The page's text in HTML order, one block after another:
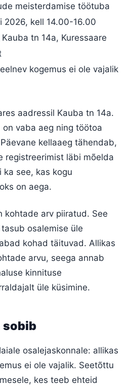
meisterdamise töötuba
2026, kell 14.00-16.00
tn 14a, Kuressaare
kogemus ei ole vajalik
aadressil Kauba tn 14a.
vaba aeg ning töötoa
kellaaeg tähendab,
registreerimist läbi mõelda
ka see, kas kogu
on aega.
kohtade arv piiratud. See
osalemise üle
kohad täituvad. Allikas
arvu, seega annab
kinnituse
üle küsimine.
sobib
osalejaskonnale: allikas
ei ole vajalik. Seetõttu
kes teeb ehteid